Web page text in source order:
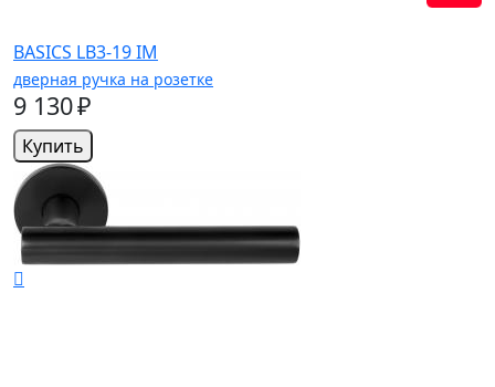
BASICS LB3-19 IM
дверная ручка на розетке
9 130 ₽
Купить